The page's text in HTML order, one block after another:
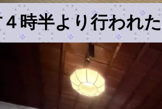
時半より行われ